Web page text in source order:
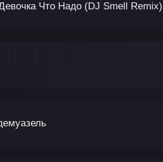
Что Надо (DJ Smell Remix)